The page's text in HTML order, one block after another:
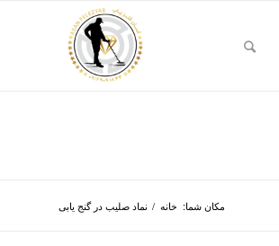
مکان شما: خانه / نماد صلیب در گنج یابی